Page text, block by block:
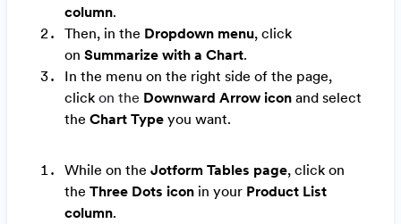
column.
Then, in the Dropdown menu, click
on Summarize with a Chart.
In the menu on the right side of the page,
click on the Downward Arrow icon and select
the Chart Type you want.
While on the Jotform Tables page, click on
the Three Dots icon in your Product List
column.